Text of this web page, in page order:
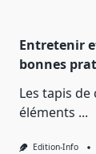
Entretenir
bonnes
Les tapis
éléments ...
Edition-Info